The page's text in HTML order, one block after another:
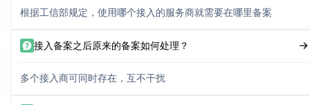
根据工信部规定，使用哪个接入的服务商就需要在哪里备案
接入备案之后原来的备案如何处理？
多个接入商可同时存在，互不干扰